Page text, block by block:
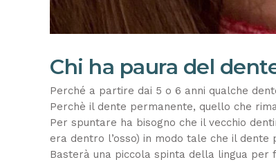
Chi ha paura del
Perché a partire dai 5 o 6 anni qualche
Perchè il dente permanente, quello che
Per spuntare ha bisogno che il vecchio
era dentro l’osso) in modo tale che il
Basterà una piccola spinta della lingua per